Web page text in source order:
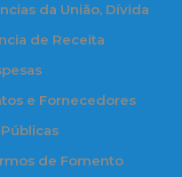
da União, Dívida
de Receita
e Fornecedores
de Fomento